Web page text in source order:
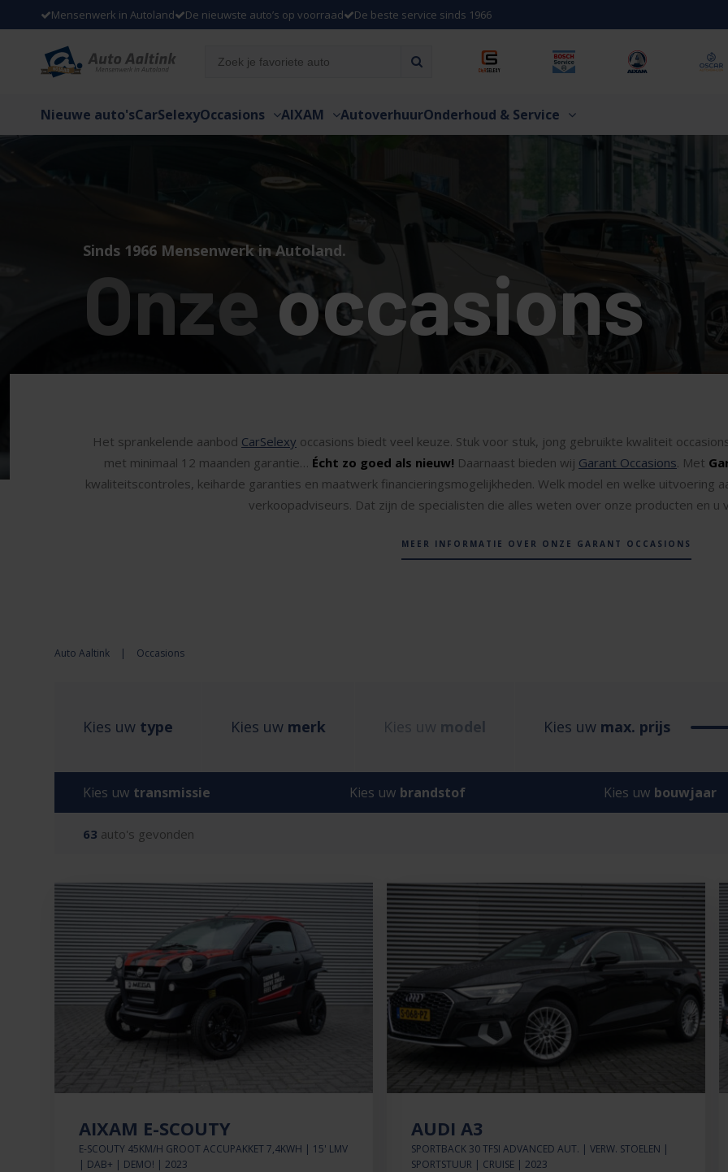
Mensenwerk in Autoland De nieuwste auto’s op voorraad De beste service sinds 1966
Nieuwe auto'sCarSelexyOccasions AIXAM AutoverhuurOnderhoud & Service
Sinds 1966 Mensenwerk in Autoland.
Onzeoccasions
Het sprankelende aanbod CarSelexy occasions biedt veel keuze. Stuk voor stuk, jong gebruikte kwaliteit
met minimaal 12 maanden garantie… Écht zo goed als nieuw! Daarnaast bieden wij Garant Occasions. Met
kwaliteitscontroles, keiharde garanties en maatwerk financieringsmogelijkheden. Welk model en welke uitvoering
verkoopadviseurs. Dat zijn de specialisten die alles weten over onze producten en u
MEER INFORMATIE OVER ONZE GARANT OCCASIONS
Auto Aaltink | Occasions
Kies uw type Kies uw merk Kies uw model Kies uw max. prijs
Kies uw transmissie Kies uw brandstof Kies uw bouwjaar
63 auto's gevonden
AIXAM E-SCOUTY
E-SCOUTY 45KM/H GROOT ACCUPAKKET 7,4KWH | 15' LMV
| DAB+ | DEMO! | 2023
AUDI A3
SPORTBACK 30 TFSI ADVANCED AUT. | VERW. STOELEN |
SPORTSTUUR | CRUISE | 2023